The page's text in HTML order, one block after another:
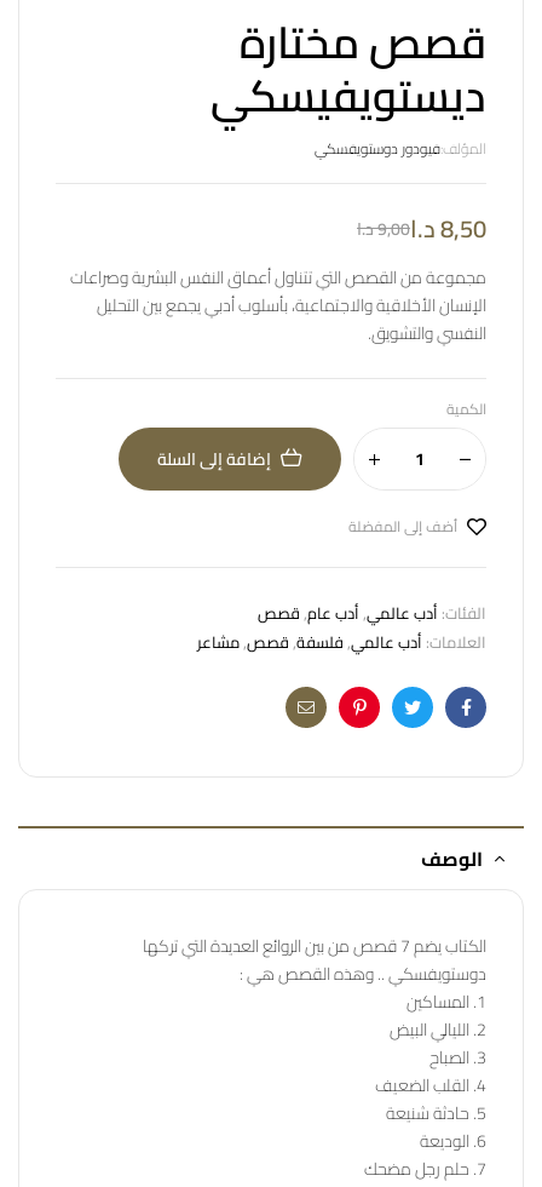
قصص مختارة
ديستويفيسكي
المؤلف:فيودور دوستويفسكي
9,00د.ا 8,50د.ا
مجموعة من القصص التي تتناول أعماق النفس البشرية وصراعات
الإنسان الأخلاقية والاجتماعية، بأسلوب أدبي يجمع بين التحليل
النفسي والتشويق.
الكمية
إضافة إلى السلة
أضف إلى المفضلة
الفئات: أدب عالمي,أدب عام,قصص
العلامات: أدب عالمي,فلسفة,قصص,مشاعر
Facebook
Twitter
Pinterest
Email
الوصف
الكتاب يضم 7 قصص من بين الروائع العديدة التي تركها
دوستويفسكي .. وهذه القصص هي :
1. المساكين
2. الليالي البيض
3. الصباح
4. القلب الضعيف
5. حادثة شنيعة
6. الوديعة
7. حلم رجل مضحك